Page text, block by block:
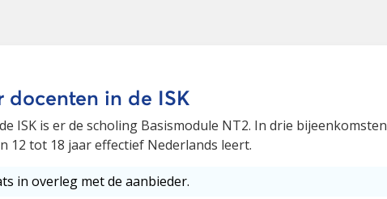
docenten in de ISK
ISK is er de scholing Basismodule NT2. In drie bijeenkomsten
12 tot 18 jaar effectief Nederlands leert.
in overleg met de aanbieder.